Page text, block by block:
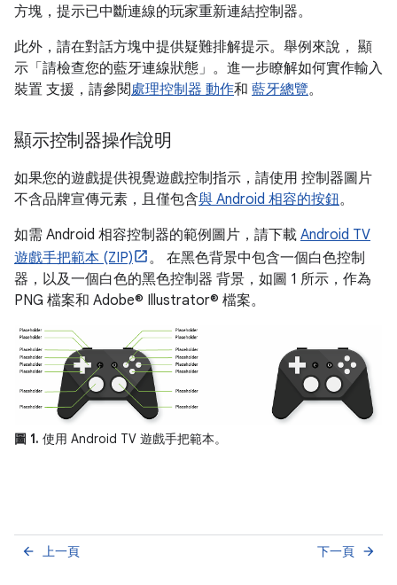
方塊，提示已中斷連線的玩家重新連結控制器。
此外，請在對話方塊中提供疑難排解提示。舉例來說， 顯
示「請檢查您的藍牙連線狀態」。進一步瞭解如何實作輸入
裝置 支援，請參閱處理控制器 動作和 藍牙總覽。
顯示控制器操作說明
如果您的遊戲提供視覺遊戲控制指示，請使用 控制器圖片
不含品牌宣傳元素，且僅包含與 Android 相容的按鈕。
如需 Android 相容控制器的範例圖片，請下載 Android TV
遊戲手把範本 (ZIP)
。 在黑色背景中包含一個白色控制
器，以及一個白色的黑色控制器 背景，如圖 1 所示，作為
PNG 檔案和 Adobe® Illustrator® 檔案。
圖 1. 使用 Android TV 遊戲手把範本。
上一頁
arrow_back 下一頁 arrow_forward